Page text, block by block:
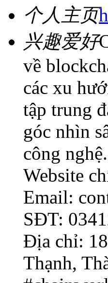
个人主页
兴趣爱好
về
các xu
tập trung
góc nhìn
công nghệ.
Website
Email:
SĐT:
Địa chỉ:
Thạnh,